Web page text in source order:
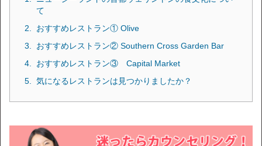
て
おすすめレストラン① Olive
おすすめレストラン② Southern Cross Garden Bar
おすすめレストラン③ Capital Market
気になるレストランは見つかりましたか？